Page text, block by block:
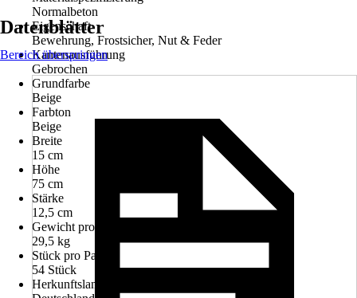
Normalbeton
Eigenschaft
Bewehrung, Frostsicher, Nut & Feder
Kantenausführung
Gebrochen
Grundfarbe
Beige
Farbton
Beige
Breite
15 cm
Höhe
75 cm
Stärke
12,5 cm
Gewicht pro Stück
29,5 kg
Stück pro Palette
54 Stück
Herkunftsland
Datenblätter
Bereich überspringen